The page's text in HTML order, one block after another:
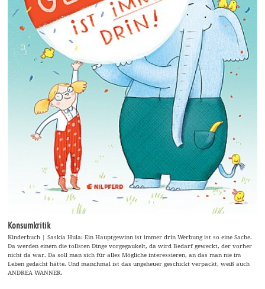
Konsumkritik
Kinderbuch | Saskia Hula: Ein Hauptgewinn ist immer drin Werbung ist so eine Sache.
Da werden einem die tollsten Dinge vorgegaukelt, da wird Bedarf geweckt, der vorher
nicht da war. Da soll man sich für alles Mögliche interessieren, an das man nie im
Leben gedacht hätte. Und manchmal ist das ungeheuer geschickt verpackt, weiß auch
ANDREA WANNER.